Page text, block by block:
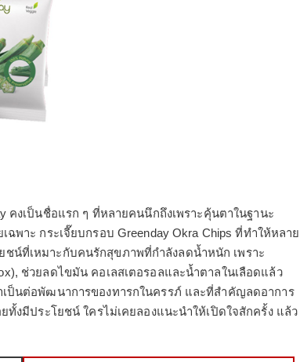
คงเป็นชื่อแรก ๆ ที่หลายคนนึกถึงเพราะคุ้นตาในฐานะ
พาะ กระเจี๊ยบกรอบ Greenday Okra Chips ที่ทำให้หลาย
น์ที่เหมาะกับคนรักสุขภาพที่กำลังลดน้ำหนัก เพราะ
ช่วยลดไขมัน คอเลสเตอรอลและน้ำตาลในเลือดแล้ว
เป็นต่อพัฒนาการของทารกในครรภ์ และที่สำคัญลดอาการ
ทั้งมีประโยชน์ ใครไม่เคยลองแนะนำให้เปิดใจสักครั้ง แล้ว